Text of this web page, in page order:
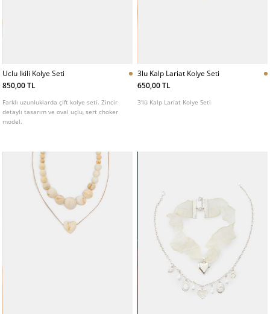
Uclu Ikili Kolye Seti
850,00 TL
Farklı uzunluklarda çift kolye seti. Zincir
detaylı tasarım ve oval uçlu, sert choker
model.
3lu Kalp Lariat Kolye Seti
650,00 TL
3'lü Kalp Lariat Kolye Seti